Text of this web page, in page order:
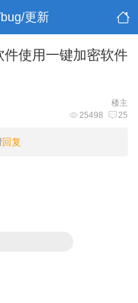
更新
件使用一键加密软件
楼主
25498 25
回复